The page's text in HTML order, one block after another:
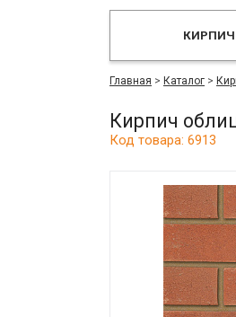
КИРПИЧ
Главная > Каталог >
Кирпич
Код товара: 6913